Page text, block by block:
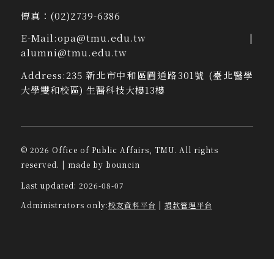
傳真： (02)2739-6386
E-Mail:opa@tmu.edu.tw |
alumni@tmu.edu.tw
Address:235 新北市中和區圓通路301號 (臺北醫學
大學雙和校區) 生醫科技大樓13樓
© 2026 Office of Public Affairs, TMU. All rights
reserved. | made by bouncin
Last updated: 2026-08-07
Administrators only:校友資料平台 | 捐款管理平台